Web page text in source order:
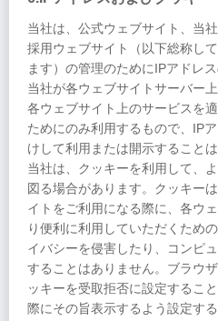
当社は、公式ウェブサイト、当
採用ウェブサイト（以下総称し
ます）の管理のためにIPアドレ
当社が各ウェブサイトサーバー
各ウェブサイト上のサービスを
ためにのみ利用するもので、IP
けして利用または開示することは
当社は、クッキーを利用して、
図る場合があります。クッキー
イトをご利用になる際に、各ウ
り便利に利用していただくため
イバシーを侵害したり、コンピ
することはありません。ブラウ
ッキーを受取拒否に設定するこ
際にその旨表示するよう設定す